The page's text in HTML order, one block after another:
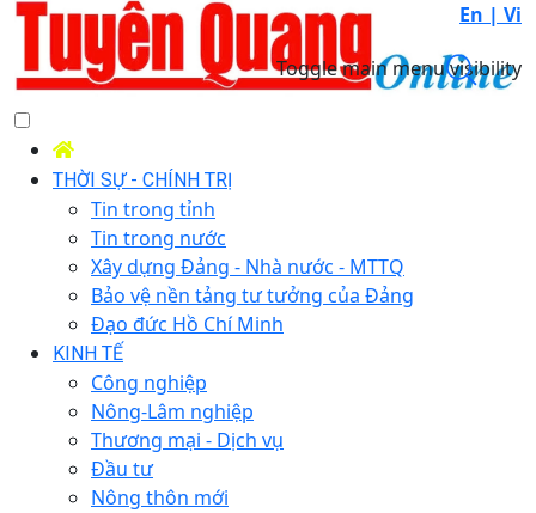
En | Vi
Toggle main menu visibility
THỜI SỰ - CHÍNH TRỊ
Tin trong tỉnh
Tin trong nước
Xây dựng Đảng - Nhà nước - MTTQ
Bảo vệ nền tảng tư tưởng của Đảng
Đạo đức Hồ Chí Minh
KINH TẾ
Công nghiệp
Nông-Lâm nghiệp
Thương mại - Dịch vụ
Đầu tư
Nông thôn mới